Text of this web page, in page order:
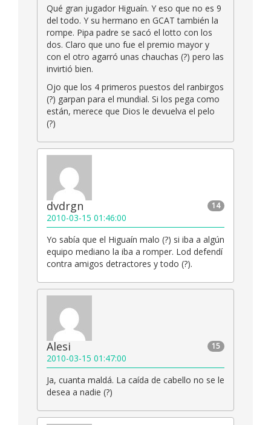
Qué gran jugador Higuaín. Y eso que no es 9
del todo. Y su hermano en GCAT también la
rompe. Pipa padre se sacó el lotto con los
dos. Claro que uno fue el premio mayor y
con el otro agarró unas chauchas (?) pero las
invirtió bien.
Ojo que los 4 primeros puestos del ranbirgos
(?) garpan para el mundial. Si los pega como
están, merece que Dios le devuelva el pelo
(?)
14
dvdrgn
2010-03-15 01:46:00
Yo sabía que el Higuaín malo (?) si iba a algún
equipo mediano la iba a romper. Lod defendí
contra amigos detractores y todo (?).
15
Alesi
2010-03-15 01:47:00
Ja, cuanta maldá. La caída de cabello no se le
desea a nadie (?)